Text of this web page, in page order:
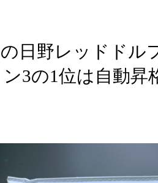
日野レッドドル
3の1位は自動昇